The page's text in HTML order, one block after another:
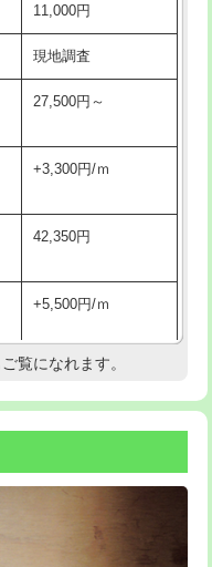
16,500円
3,300円
5,500円
11,000円
33,000円
+8,800円
11,000円
現地調査
27,500円～
+3,300円/ｍ
42,350円
+5,500円/ｍ
現地調査
33,000円
覧になれます。